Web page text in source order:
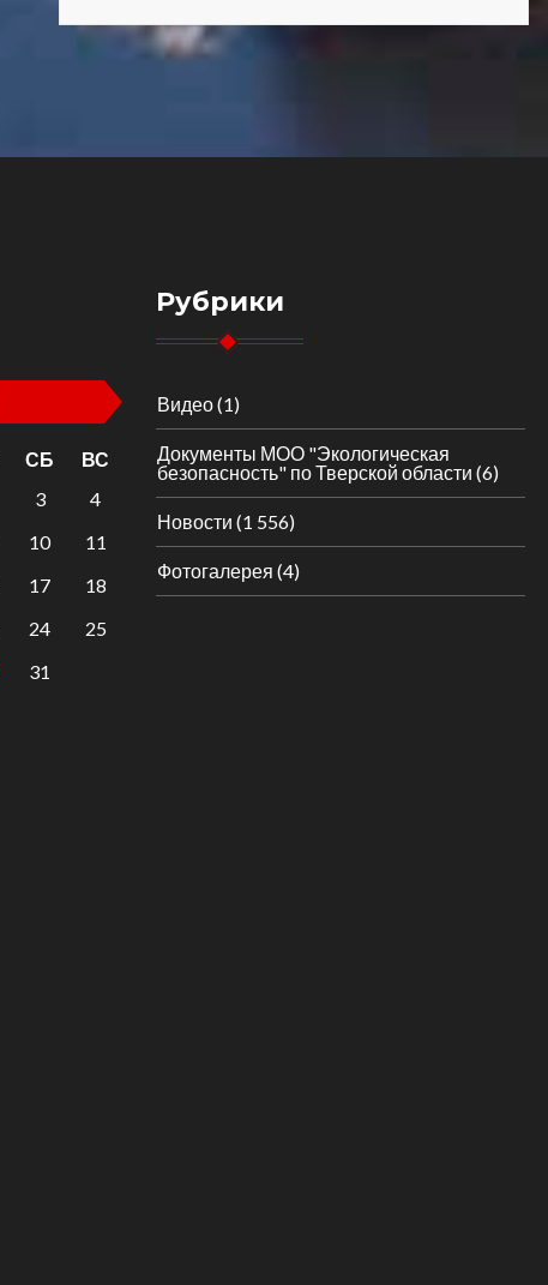
СБ
ВС
3
4
10
11
17
18
24
25
31
Рубрики
Видео(1)
Документы МОО "Экологическая
безопасность" по Тверской области (6)
Новости (1 556)
Фотогалерея (4)